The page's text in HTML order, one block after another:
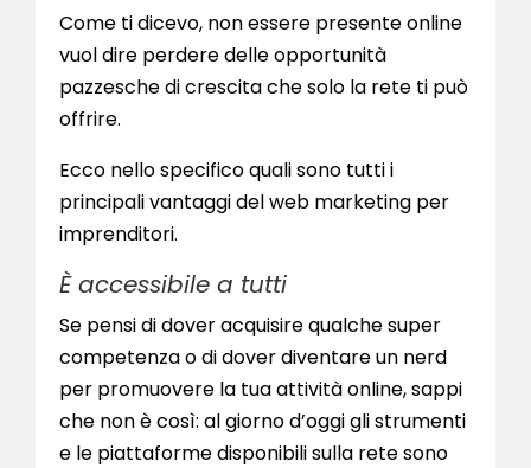
Come ti dicevo, non essere presente online
vuol dire perdere delle opportunità
pazzesche di crescita che solo la rete ti può
offrire.
Ecco nello specifico quali sono tutti i
principali vantaggi del web marketing per
imprenditori.
È accessibile a tutti
Se pensi di dover acquisire qualche super
competenza o di dover diventare un nerd
per promuovere la tua attività online, sappi
che non è così: al giorno d’oggi gli strumenti
e le piattaforme disponibili sulla rete sono